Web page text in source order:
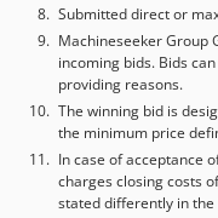
Submitted direct or
Machineseeker Group
incoming bids. Bids
providing reasons.
The winning bid is
the minimum price
In case of acceptance
charges closing costs
stated differently in the